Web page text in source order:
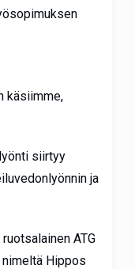
käsiimme,
siirtyy
ja
ATG
Hippos